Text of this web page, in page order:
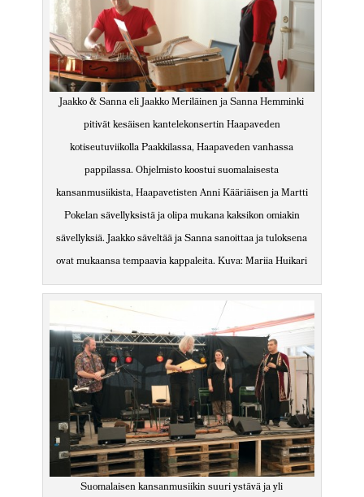
Jaakko & Sanna eli Jaakko Meriläinen ja Sanna Hemminki
pitivät kesäisen kantelekonsertin Haapaveden
kotiseutuviikolla Paakkilassa, Haapaveden vanhassa
pappilassa. Ohjelmisto koostui suomalaisesta
kansanmusiikista, Haapavetisten Anni Kääriäisen ja Martti
Pokelan sävellyksistä ja olipa mukana kaksikon omiakin
sävellyksiä. Jaakko säveltää ja Sanna sanoittaa ja tuloksena
ovat mukaansa tempaavia kappaleita. Kuva: Mariia Huikari
Suomalaisen kansanmusiikin suuri ystävä ja yli